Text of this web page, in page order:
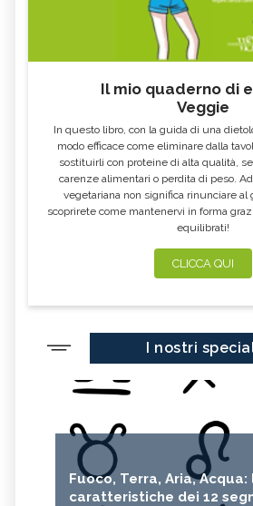
Il mio quaderno di
Veggie
In questo libro, con la guida di una
modo efficace come eliminare dalla
sostituirli con proteine di alta qualità,
carenze alimentari o perdita di peso.
vegetariana non significa rinunciare al
scoprirete come mantenervi in forma
equilibrati!
CLICCA QUI
I nostri
Fuoco, Terra, Aria, Acqua:
caratteristiche dei 12